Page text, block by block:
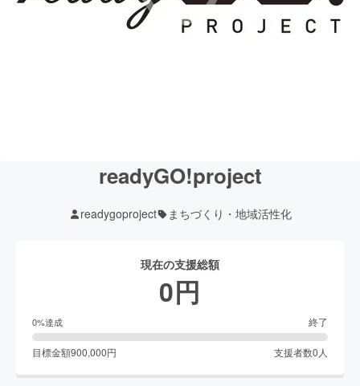
readyGO!project
readygoproject まちづくり・地域活性化
現在の支援総額
0円
0%達成 終了
目標金額900,000円 支援者数0 人